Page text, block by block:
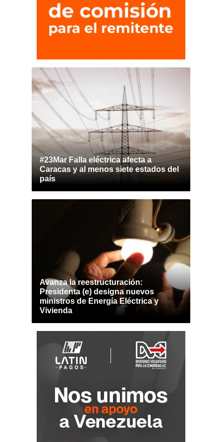
#23Mar Falla eléctrica afecta a
Caracas y al menos siete estados del
país
Avanza la reestructuración:
Presidenta (e) designa nuevos
ministros de Energía Eléctrica y
Vivienda